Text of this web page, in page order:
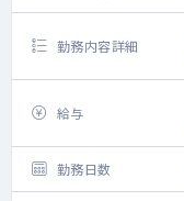
勤務内容詳細
給与
勤務日数